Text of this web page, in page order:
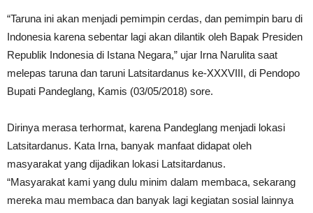
“Taruna ini akan menjadi pemimpin cerdas, dan pemimpin baru di
Indonesia karena sebentar lagi akan dilantik oleh Bapak Presiden
Republik Indonesia di Istana Negara,” ujar Irna Narulita saat
melepas taruna dan taruni Latsitardanus ke-XXXVIII, di Pendopo
Bupati Pandeglang, Kamis (03/05/2018) sore.
Dirinya merasa terhormat, karena Pandeglang menjadi lokasi
Latsitardanus. Kata Irna, banyak manfaat didapat oleh
masyarakat yang dijadikan lokasi Latsitardanus.
“Masyarakat kami yang dulu minim dalam membaca, sekarang
mereka mau membaca dan banyak lagi kegiatan sosial lainnya